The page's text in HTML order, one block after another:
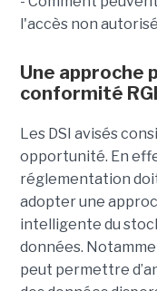
l'accès non
Une approche
conformité
Les DSI avisés
opportunité. En
réglementation
adopter une
intelligente du
données.
peut permettre